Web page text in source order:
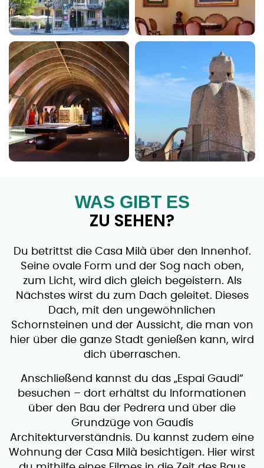
WAS GIBT ES
ZU SEHEN?
Du betrittst die Casa Milà über den Innenhof.
Seine ovale Form und der Sog nach oben,
zum Licht, wird dich gleich begeistern. Als
Nächstes wirst du zum Dach geleitet. Dieses
Dach, mit den ungewöhnlichen
Schornsteinen und der Aussicht, die man von
hier über die ganze Stadt genießen kann, wird
dich überraschen.
Anschließend kannst du das „Espai Gaudi“
besuchen – dort erhältst du Informationen
über den Bau der Pedrera und über die
Grundzüge von Gaudís
Architekturverständnis. Du kannst zudem eine
Wohnung der Casa Milà besichtigen. Hier wirst